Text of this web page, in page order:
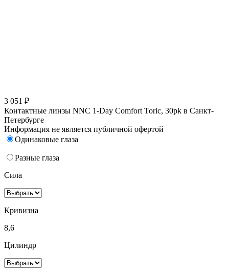
3 051 ₽
Контактные линзы NNC 1-Day Comfort Toric, 30pk в Санкт-
Петербурге
Информация не является публичной офертой
Одинаковые глаза
Разные глаза
Сила
Кривизна
8,6
Цилиндр